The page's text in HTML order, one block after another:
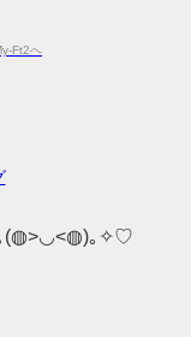
｡(◍>◡<◍)｡✧♡